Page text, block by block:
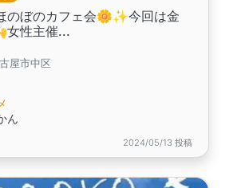
のぼのカフェ会🌼✨今回は金
女性主催...
屋市中区
ん
2024/05/13 投稿